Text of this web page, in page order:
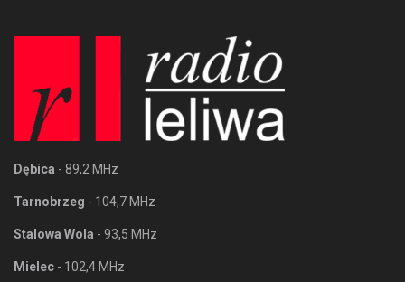
Dębica - 89,2 MHz
Tarnobrzeg - 104,7 MHz
Stalowa Wola - 93,5 MHz
Mielec - 102,4 MHz